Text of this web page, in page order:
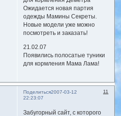
Ожидается новая партия
одежды Мамины Секреты.
Новые модели уже можно
посмотреть и заказать!
21.02.07
Появились полосатые туники
для кормления Мама Лама!
Поделиться 11
2007-03-12
22:23:07
Забугорный сайт, с которого